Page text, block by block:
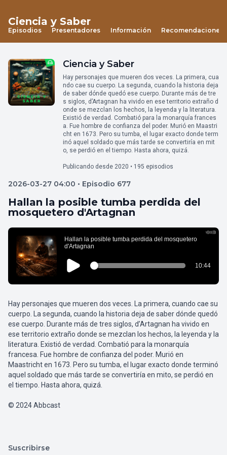
Ciencia y Saber
Episodios Presentadores Información Recomendaciones
Ciencia y Saber
Hay personajes que mueren dos veces. La primera, cua
ndo cae su cuerpo. La segunda, cuando la historia deja
de saber dónde quedó ese cuerpo. Durante más de tre
s siglos, d’Artagnan ha vivido en ese territorio extraño d
onde se mezclan los hechos, la leyenda y la literatura.
Existió de verdad. Combatió para la monarquía frances
a. Fue hombre de confianza del poder. Murió en Maastri
cht en 1673. Pero su tumba, el lugar exacto donde term
inó aquel soldado que más tarde se convertiría en mit
o, se perdió en el tiempo. Hasta ahora, quizá.
Publicando desde 2020 • 195 episodios
2026-03-27 04:00 • Episodio 677
Hallan la posible tumba perdida del
mosquetero d'Artagnan
Hay personajes que mueren dos veces. La primera, cuando cae su
cuerpo. La segunda, cuando la historia deja de saber dónde quedó
ese cuerpo. Durante más de tres siglos, d’Artagnan ha vivido en
ese territorio extraño donde se mezclan los hechos, la leyenda y la
literatura. Existió de verdad. Combatió para la monarquía
francesa. Fue hombre de confianza del poder. Murió en
Maastricht en 1673. Pero su tumba, el lugar exacto donde terminó
aquel soldado que más tarde se convertiría en mito, se perdió en
el tiempo. Hasta ahora, quizá.
© 2024 Abbcast
Suscribirse